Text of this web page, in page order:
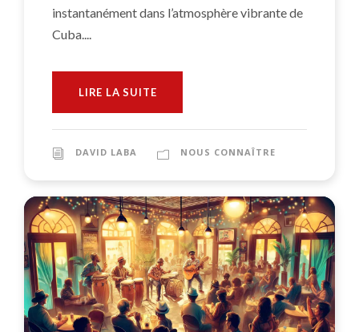
instantanément dans l’atmosphère vibrante de
Cuba....
LIRE LA SUITE
DAVID LABA NOUS CONNAÎTRE